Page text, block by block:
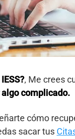
, Me crees
algo complicado.
cómo
sacar tus